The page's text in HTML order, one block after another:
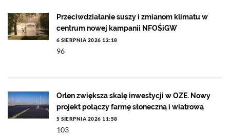
Przeciwdziałanie suszy i zmianom klimatu w
centrum nowej kampanii NFOŚiGW
6 SIERPNIA 2026 12:18
96
Orlen zwiększa skalę inwestycji w OZE. Nowy
projekt połączy farmę słoneczną i wiatrową
5 SIERPNIA 2026 11:58
103